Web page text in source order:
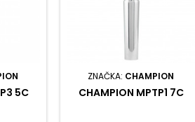
5C
ZNAČKA: CHAMPION
CHAMPION MPTP1 7C